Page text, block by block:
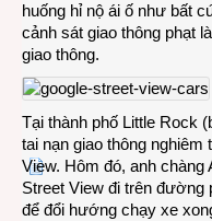
huống hỉ nộ ái ố như bất
cảnh sát giao thông phạt
giao thông.
Tại thành phố Little Rock
tai nạn giao thông
View. Hôm đó, anh chàng
Street View đi trên đường
để đổi hướng chạy xe